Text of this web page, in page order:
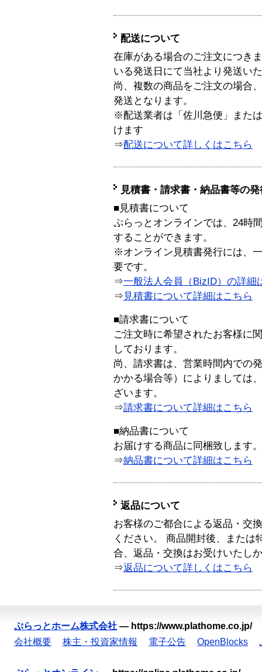
配送について
在庫がある場合のご注文につき
いる発送日にて当社より発送い
尚、複数の商品をご注文の場合
発送となります。
※配送業者は「佐川急便」また
けます
⇒配送について詳しくはこちら
見積書・請求書・納品書等の
■見積書について
ぷらっとオンラインでは、24時
することができます。
※オンライン見積書発行には、
要です。
⇒一般法人会員（BizID）の詳細
⇒ 見積書について詳細はこちら
■請求書について
ご注文時に希望されたお客様に
しております。
尚、請求書は、営業時間内での
かかる場合等）によりましては
ざいます。
⇒請求書について詳細はこちら
■納品書について
お届けする商品に同梱致します。
⇒納品書について詳細はこちら
返品について
お客様のご都合による返品・交
ください。 商品開封後、または
合、返品・交換はお受けいたし
⇒返品について詳しくはこちら
ぷらっとホーム株式会社 — https://www.plathome.co.jp/
会社概要
株主・投資家情報 電子公告 OpenBlocks